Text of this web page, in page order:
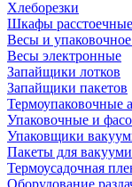
Хлеборезки
Шкафы расстоечные
Весы и
Весы электронные
Запайщики лотков
Запайщики пакетов
Термоупаковочные
Упаковочные и
Упаковщики
Пакеты для
Термоусадочная
Оборудование